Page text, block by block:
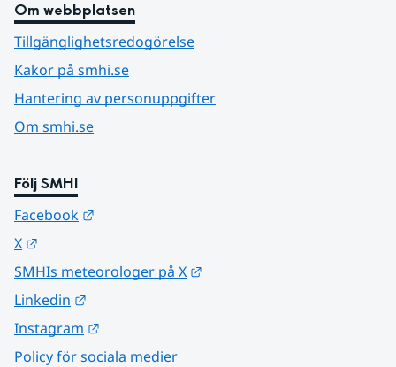
Om webbplatsen
Tillgänglighetsredogörelse
Kakor på smhi.se
Hantering av personuppgifter
Om smhi.se
Följ SMHI
Facebook
X
SMHIs meteorologer på X
Linkedin
Instagram
Policy för sociala medier